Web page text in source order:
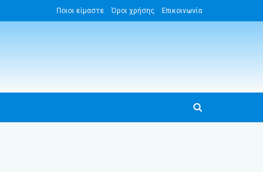
Ποιοι είμαστε Όροι χρήσης Επικοινωνία